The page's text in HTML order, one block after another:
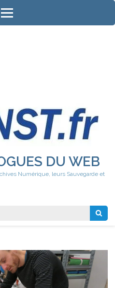
DU WEB
Numérique, leurs Sauvegarde et
Rechercher